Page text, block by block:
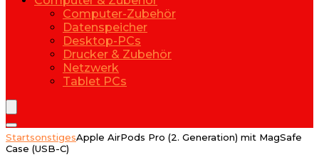
Computer-Zubehör
Datenspeicher
Desktop-PCs
Drucker & Zubehör
Netzwerk
Tablet PCs
StartsonstigesApple AirPods Pro (2. Generation) mit MagSafe
Case (USB-C) ​​​​​​​